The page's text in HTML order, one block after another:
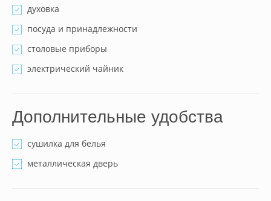
духовка
посуда и принадлежности
столовые приборы
электрический чайник
Дополнительные удобства
сушилка для белья
металлическая дверь